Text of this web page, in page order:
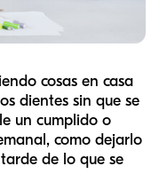
cosas en casa
dientes sin que se
un cumplido o
como dejarlo
de lo que se